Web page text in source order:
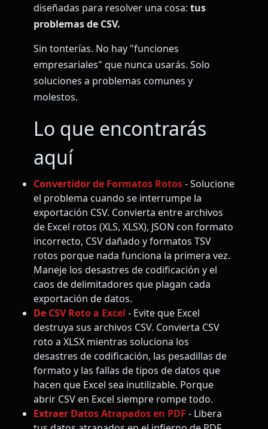
diseñadas para resolver una cosa: tus
problemas de CSV.
Sin tonterías. No hay "funciones
empresariales" que nunca usarás. Solo
soluciones a problemas comunes y
molestos.
Lo que encontrarás
aquí
Convertidor de Formatos Rotos- Solucione
el problema cuando se interrumpe la
exportación CSV. Convierta entre archivos
de Excel rotos (XLS, XLSX), JSON con formato
incorrecto, CSV dañado y formatos TSV
rotos porque nada funciona la primera vez.
Maneje los desastres de codificación y el
caos de delimitadores que plagan cada
exportación de datos.
De CSV Roto a Excel - Evite que Excel
destruya sus archivos CSV. Convierta CSV
roto a XLSX mientras soluciona los
desastres de codificación, las pesadillas de
formato y las fallas de tipos de datos que
hacen que Excel sea inutilizable. Porque
abrir CSV en Excel siempre rompe todo.
Extraer Datos Atrapados en PDF - Libera